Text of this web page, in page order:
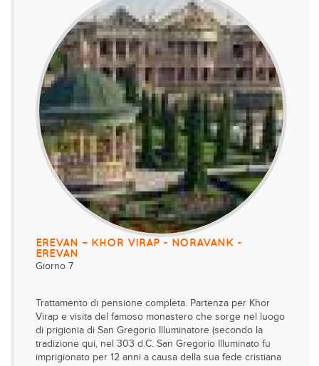
EREVAN – KHOR VIRAP - NORAVANK -
EREVAN
Giorno 7
Trattamento di pensione completa. Partenza per Khor
Virap e visita del famoso monastero che sorge nel luogo
di prigionia di San Gregorio Illuminatore (secondo la
tradizione qui, nel 303 d.C. San Gregorio Illuminato fu
imprigionato per 12 anni a causa della sua fede cristiana